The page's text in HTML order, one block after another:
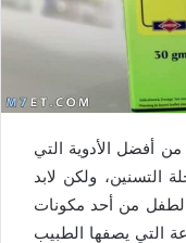
يعتبر اوراكيور جيل للاطفال oracure gel من أفضل الأدوية التي
ولكن لابد
من أحد مكونات
التي يصفها الطبيب